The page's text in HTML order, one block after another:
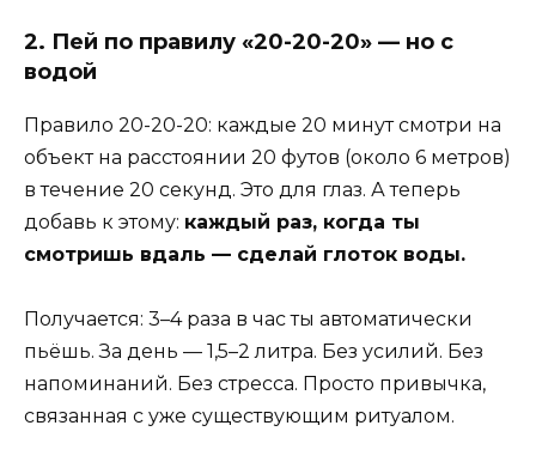
2. Пей по правилу «20-20-20» — но с
водой
Правило 20-20-20: каждые 20 минут смотри на
объект на расстоянии 20 футов (около 6 метров)
в течение 20 секунд. Это для глаз. А теперь
добавь к этому: каждый раз, когда ты
смотришь вдаль — сделай глоток воды.
Получается: 3–4 раза в час ты автоматически
пьёшь. За день — 1,5–2 литра. Без усилий. Без
напоминаний. Без стресса. Просто привычка,
связанная с уже существующим ритуалом.